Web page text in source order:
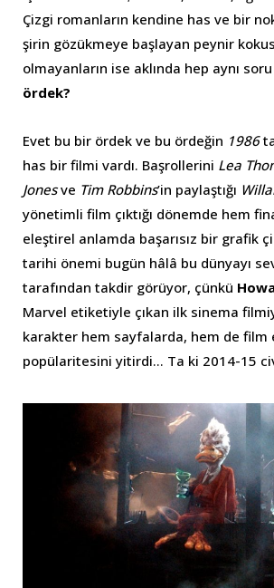
Çizgi romanların kendine has ve bir
şirin gözükmeye başlayan peynir
olmayanların ise aklında hep aynı
ördek?
Evet bu bir ördek ve bu ördeğin 1986
has bir filmi vardı. Başrollerini Lea
Jonesve Tim Robbins’in paylaştığı
yönetimli film çıktığı dönemde hem
eleştirel anlamda başarısız bir grafik
tarihi önemi bugün hâlâ bu dünyayı
tarafından takdir görüyor, çünkü
Marvel etiketiyle çıkan ilk sinema
karakter hem sayfalarda, hem de film
popülaritesini yitirdi… Ta ki 2014-15